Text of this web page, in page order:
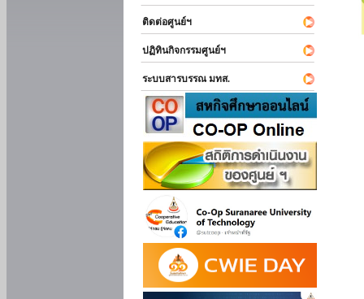
ติดต่อศูนย์ฯ
ปฏิทินกิจกรรมศูนย์ฯ
ระบบสารบรรณ มทส.